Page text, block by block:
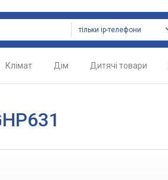
тільки ip-телефони
Клімат Дім Дитячі товари